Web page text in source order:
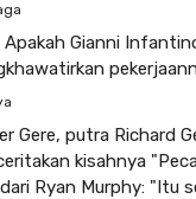
Apakah Gianni
Gere, putra Richard
kisahnya
Ryan Murphy: "Itu